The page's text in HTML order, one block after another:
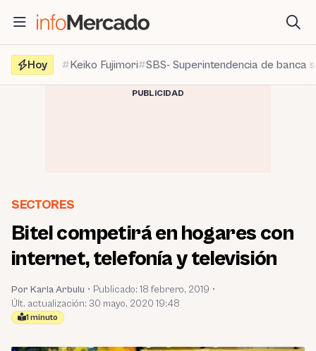
contenido
Hoy
Keiko Fujimori SBS- Superintendencia de banca
PUBLICIDAD
SECTORES
Bitel competirá en hogares con
internet, telefonía y televisión
Por Karla Arbulu • Publicado: 18 febrero, 2019 •
Últ. actualización: 30 mayo, 2020 19:48
1 minuto